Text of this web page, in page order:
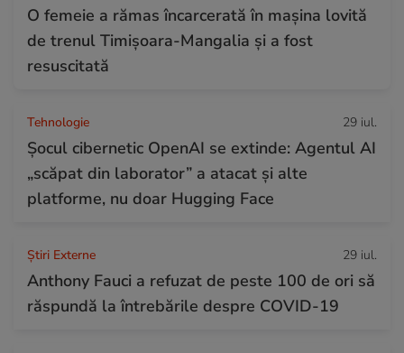
O femeie a rămas încarcerată în mașina lovită
de trenul Timișoara-Mangalia şi a fost
resuscitată
Tehnologie 29 iul.
Șocul cibernetic OpenAI se extinde: Agentul AI
„scăpat din laborator” a atacat și alte
platforme, nu doar Hugging Face
Știri Externe 29 iul.
Anthony Fauci a refuzat de peste 100 de ori să
răspundă la întrebările despre COVID-19